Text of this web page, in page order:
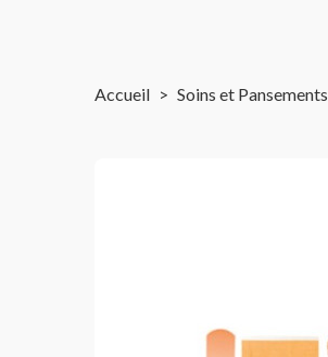
Accueil > Soins et Pansements